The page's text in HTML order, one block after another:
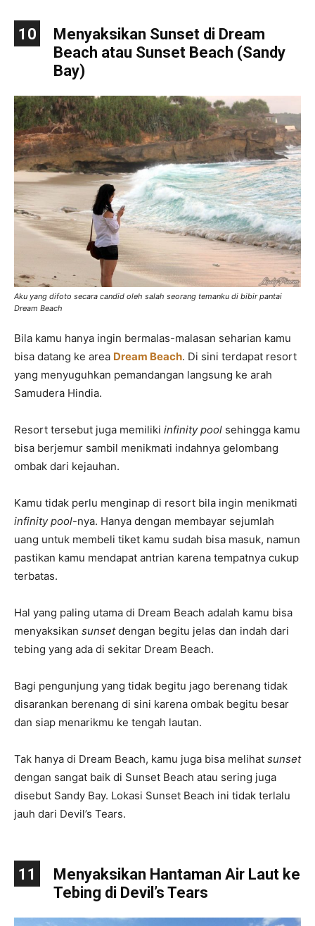
10
Menyaksikan Sunset di Dream
Beach atau Sunset Beach (Sandy
Bay)
Aku yang difoto secara candid oleh salah seorang temanku di bibir pantai
Dream Beach
Bila kamu hanya ingin bermalas-malasan seharian kamu
bisa datang ke area Dream Beach. Di sini terdapat resort
yang menyuguhkan pemandangan langsung ke arah
Samudera Hindia.
Resort tersebut juga memiliki infinity pool sehingga kamu
bisa berjemur sambil menikmati indahnya gelombang
ombak dari kejauhan.
Kamu tidak perlu menginap di resort bila ingin menikmati
infinity pool-nya. Hanya dengan membayar sejumlah
uang untuk membeli tiket kamu sudah bisa masuk, namun
pastikan kamu mendapat antrian karena tempatnya cukup
terbatas.
Hal yang paling utama di Dream Beach adalah kamu bisa
menyaksikan sunsetdengan begitu jelas dan indah dari
tebing yang ada di sekitar Dream Beach.
Bagi pengunjung yang tidak begitu jago berenang tidak
disarankan berenang di sini karena ombak begitu besar
dan siap menarikmu ke tengah lautan.
Tak hanya di Dream Beach, kamu juga bisa melihat sunset
dengan sangat baik di Sunset Beach atau sering juga
disebut Sandy Bay. Lokasi Sunset Beach ini tidak terlalu
jauh dari Devil’s Tears.
11
Menyaksikan Hantaman Air Laut ke
Tebing di Devil’s Tears